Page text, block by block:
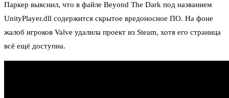
Паркер выяснил, что в файле Beyond The Dark под названием
UnityPlayer.dll содержится скрытое вредоносное ПО. На фоне
жалоб игроков Valve удалила проект из Steam, хотя его страница
всё ещё доступна.